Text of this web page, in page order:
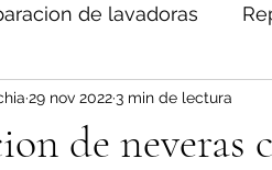
de lavadoras
de neveras
29 nov 2022 3 min de lectura